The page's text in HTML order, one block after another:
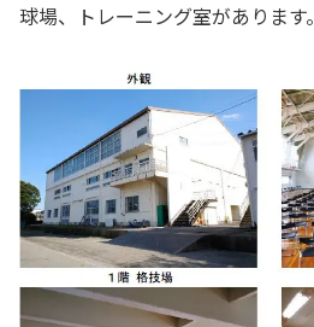
球場、トレーニング室があります。